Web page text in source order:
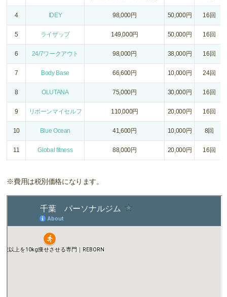
4 IDEY 98,000円 50,000円 16回
5 ライザップ 149,000円 50,000円 16回
6 24/7ワークアウト 98,000円 38,000円 16回
7 Body Base 66,600円 10,000円 24回
8 OLUTANA 75,000円 30,000円 16回
9 リボーンマイセルフ 110,000円 20,000円 16回
10 Blue Ocean 41,600円 10,000円 8回
11 Global fitness 88,000円 20,000円 16回
※費用は税別価格になります。